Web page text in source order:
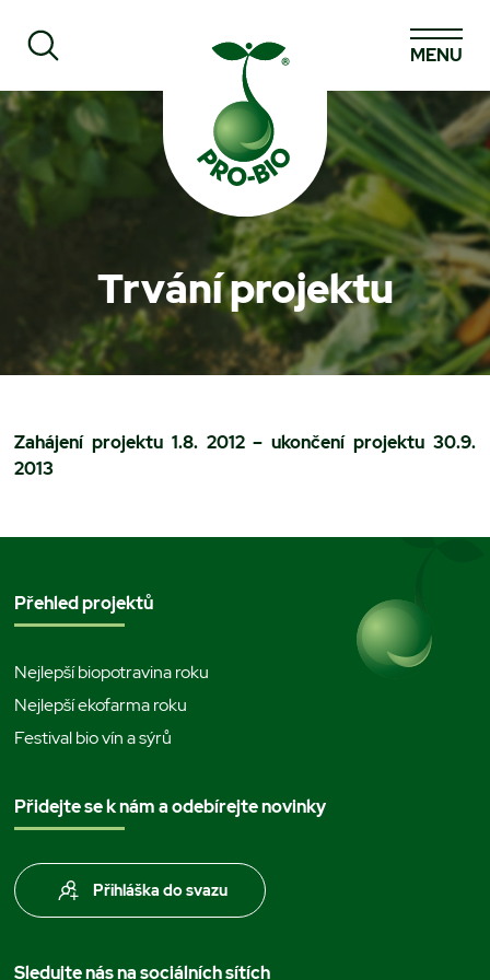
Prohledat PRO-BIO
MENU
Trvání projektu
Zahájení projektu 1.8. 2012 – ukončení projektu 30.9.
2013
Přehled projektů
Nejlepší biopotravina roku
Nejlepší ekofarma roku
Festival bio vín a sýrů
Přidejte se k nám a odebírejte novinky
Přihláška do svazu
Sledujte nás na sociálních sítích